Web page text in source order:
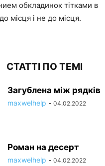
обкладинок тітками в
місця і не до місця.
СТАТТІ ПО ТЕМІ
Загублена між рядків
maxwelhelp - 04.02.2022
Роман на десерт
maxwelhelp - 04.02.2022